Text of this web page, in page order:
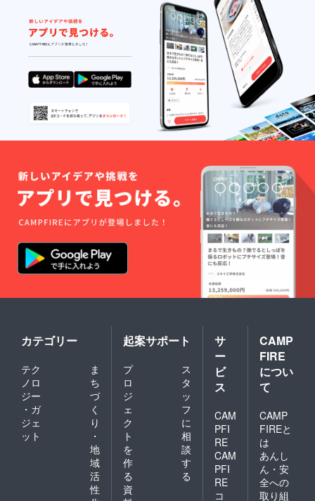
カテゴリー
テク
ノロ
ジー
・ガ
ジェ
ット
ま
ち
づ
く
り
・
地
域
活
性
起案サポート
プ
ロ
ジ
ェ
ク
ト
を
作
る
ス
タ
ッ
フ
に
相
談
す
る
資
サ
ー
ビ
ス
CAM
PFI
RE
CAM
PFI
RE
コ
CAMP
FIRE
につい
て
CAMP
FIREと
は
あんし
ん・安
全への
取り組